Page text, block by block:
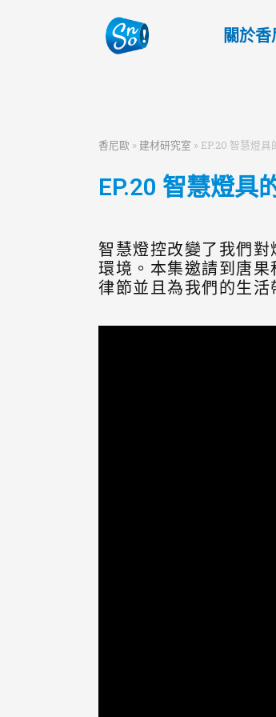
關於
香尼歐 » 建材研究室 » EP.20 智慧燈
EP.20 智慧燈具
智慧燈控改變了我們
環境。本集邀請到唐
律節並且為我們的生活